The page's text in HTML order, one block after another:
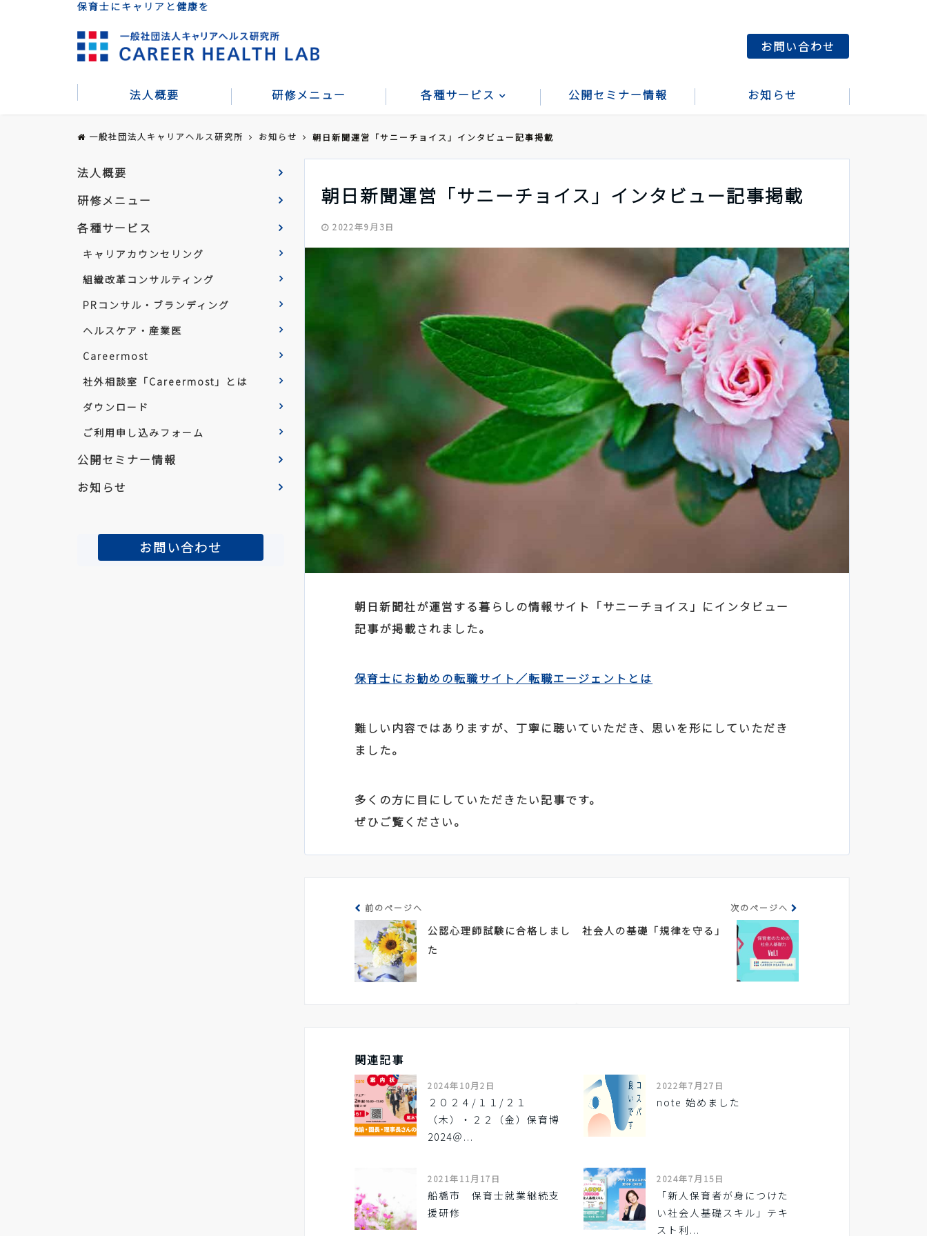
保育士にキャリアと健康を
お問い合わせ
法人概要 研修メニュー 各種サービス 公開セミナー情報 お知らせ
一般社団法人キャリアヘルス研究所 お知らせ 朝日新聞運営「サニーチョイス」インタビュー記事掲載
朝日新聞運営「サニーチョイス」インタビュー記事掲載
2022年9月3日
朝日新聞社が運営する暮らしの情報サイト「サニーチョイス」にインタビュー
記事が掲載されました。
保育士にお勧めの転職サイト／転職エージェントとは
難しい内容ではありますが、丁寧に聴いていただき、思いを形にしていただき
ました。
多くの方に目にしていただきたい記事です。
ぜひご覧ください。
前のページへ
公認心理師試験に合格しまし
た
次のページへ
社会人の基礎「規律を守る」
関連記事
2024年10月2日
２０２４/１１/２１
（木）・２２（金）保育博
2024＠...
2022年7月27日
note 始めました
2021年11月17日
船橋市 保育士就業継続支
援研修
2024年7月15日
「新人保育者が身につけた
い社会人基礎スキル」テキ
スト利...
法人概要
研修メニュー
各種サービス
キャリアカウンセリング
組織改革コンサルティング
PRコンサル・ブランディング
ヘルスケア・産業医
Careermost
社外相談室「Careermost」とは
ダウンロード
ご利用申し込みフォーム
公開セミナー情報
お知らせ
お問い合わせ